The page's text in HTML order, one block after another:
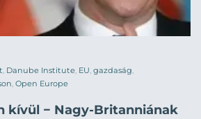
, Danube Institute, EU, gazdaság,
, Open Europe
kívül − Nagy-Britanniának